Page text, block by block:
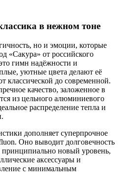
в нежном тоне
но и эмоции, которые
«Сакура» от российского
гимн надёжности и
уютные цвета делают её
классической до современной.
качество, заложенное в
из цельного алюминиевого
распределение тепла и
дополняет суперпрочное
Оно выводит долговечность
принципиально новый уровень,
аксессуары и
с минимальным